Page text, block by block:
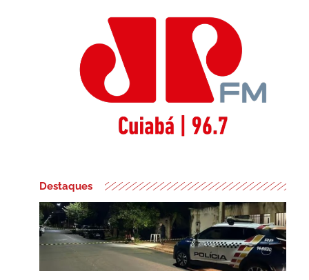
Destaques